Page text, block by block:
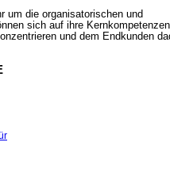
um die organisatorischen und
sich auf ihre
und dem Endkunden